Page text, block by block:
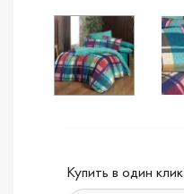
Купить в один клик